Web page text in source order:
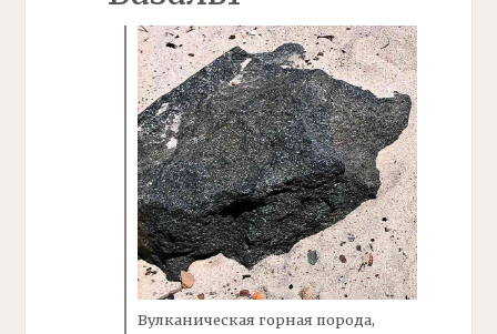
Вулканическая горная порода,